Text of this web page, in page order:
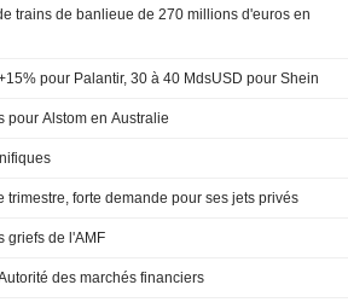
trains de banlieue de 270 millions d'euros en
pour Palantir, 30 à 40 MdsUSD pour Shein
pour Alstom en Australie
trimestre, forte demande pour ses jets privés
griefs de l'AMF
des marchés financiers